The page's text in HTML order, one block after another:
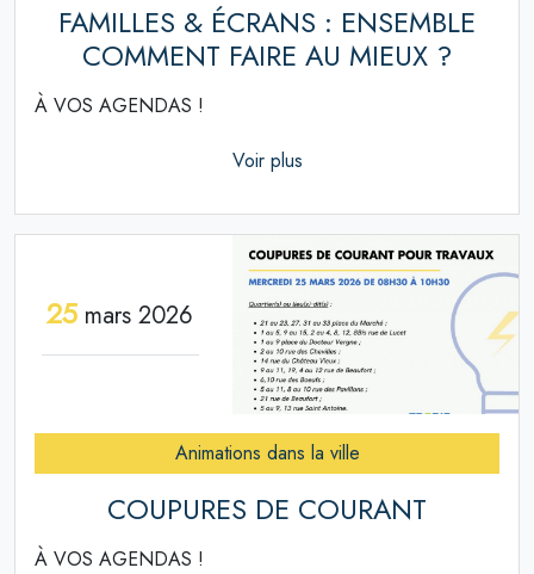
FAMILLES & ÉCRANS : ENSEMBLE
COMMENT FAIRE AU MIEUX ?
À VOS AGENDAS !
Voir plus
25 mars 2026
Animations dans la ville
COUPURES DE COURANT
À VOS AGENDAS !